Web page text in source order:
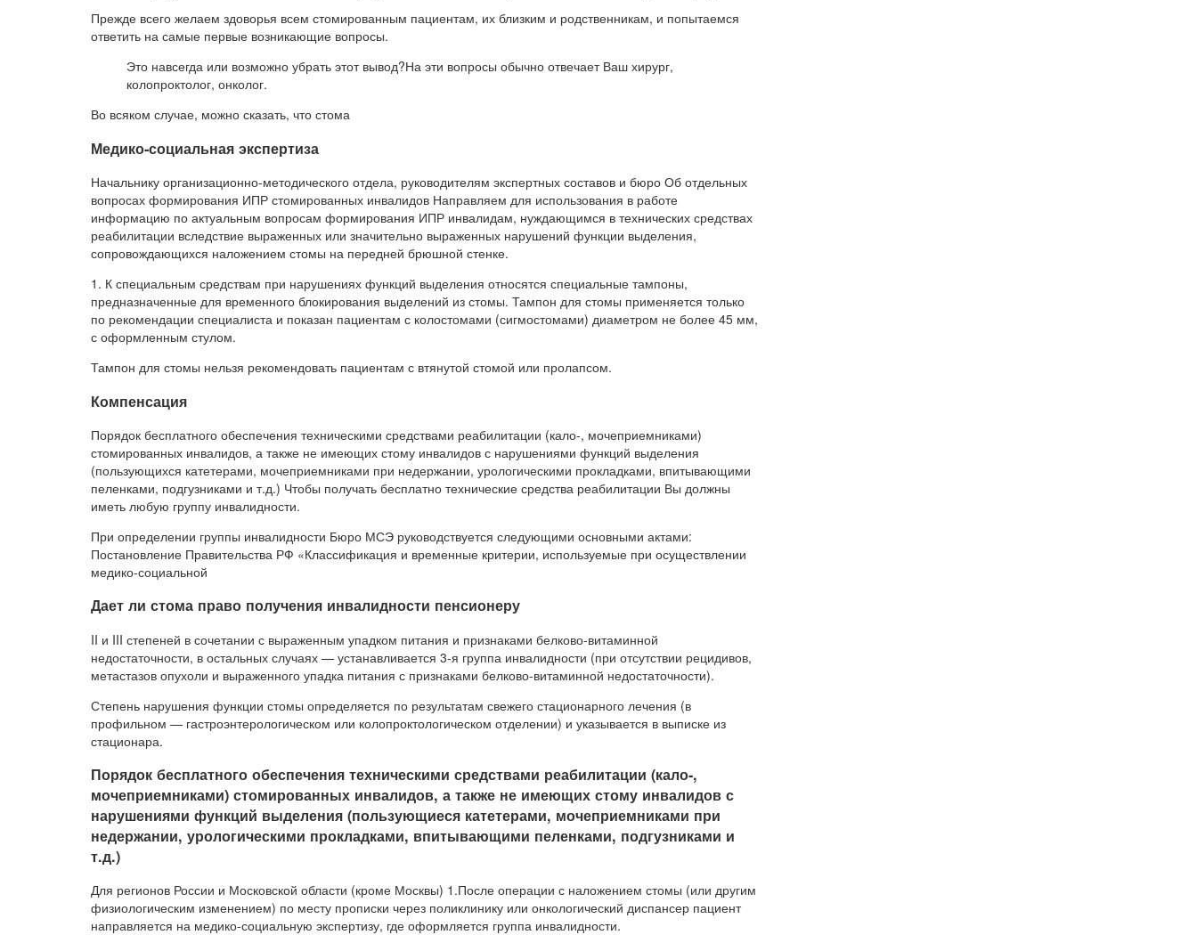
Прежде всего желаем здоворья всем стомированным пациентам, их близким и родственникам, и попытаемся
ответить на самые первые возникающие вопросы.
Это навсегда или возможно убрать этот вывод?На эти вопросы обычно отвечает Ваш хирург,
колопроктолог, онколог.
Во всяком случае, можно сказать, что стома
Медико-социальная экспертиза
Начальнику организационно-методического отдела, руководителям экспертных составов и бюро Об отдельных
вопросах формирования ИПР стомированных инвалидов Направляем для использования в работе
информацию по актуальным вопросам формирования ИПР инвалидам, нуждающимся в технических средствах
реабилитации вследствие выраженных или значительно выраженных нарушений функции выделения,
сопровождающихся наложением стомы на передней брюшной стенке.
1. К специальным средствам при нарушениях функций выделения относятся специальные тампоны,
предназначенные для временного блокирования выделений из стомы. Тампон для стомы применяется только
по рекомендации специалиста и показан пациентам с колостомами (сигмостомами) диаметром не более 45 мм,
с оформленным стулом.
Тампон для стомы нельзя рекомендовать пациентам с втянутой стомой или пролапсом.
Компенсация
Порядок бесплатного обеспечения техническими средствами реабилитации (кало-, мочеприемниками)
стомированных инвалидов, а также не имеющих стому инвалидов с нарушениями функций выделения
(пользующихся катетерами, мочеприемниками при недержании, урологическими прокладками, впитывающими
пеленками, подгузниками и т.д.) Чтобы получать бесплатно технические средства реабилитации Вы должны
иметь любую группу инвалидности.
При определении группы инвалидности Бюро МСЭ руководствуется следующими основными актами:
Постановление Правительства РФ «Классификация и временные критерии, используемые при осуществлении
медико-социальной
Дает ли стома право получения инвалидности пенсионеру
II и III степеней в сочетании с выраженным упадком питания и признаками белково-витаминной
недостаточности, в остальных случаях — устанавливается 3-я группа инвалидности (при отсутствии рецидивов,
метастазов опухоли и выраженного упадка питания с признаками белково-витаминной недостаточности).
Степень нарушения функции стомы определяется по результатам свежего стационарного лечения (в
профильном — гастроэнтерологическом или колопроктологическом отделении) и указывается в выписке из
стационара.
Порядок бесплатного обеспечения техническими средствами реабилитации (кало-,
мочеприемниками) стомированных инвалидов, а также не имеющих стому инвалидов с
нарушениями функций выделения (пользующиеся катетерами, мочеприемниками при
недержании, урологическими прокладками, впитывающими пеленками, подгузниками и
т.д.)
Для регионов России и Московской области (кроме Москвы) 1.После операции с наложением стомы (или другим
физиологическим изменением) по месту прописки через поликлинику или онкологический диспансер пациент
направляется на медико-социальную экспертизу, где оформляется группа инвалидности.